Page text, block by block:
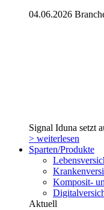
04.06.2026
Signal Iduna setzt
> weiterlesen
Sparten/Produkte
Komposit-
Aktuell